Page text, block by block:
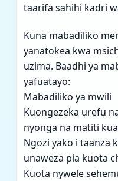
taarifa sahihi kadri
Kuna mabadiliko
yanatokea kwa
uzima. Baadhi ya
yafuatayo:
Mabadiliko ya mwili
Kuongezeka urefu
nyonga na matiti
Ngozi yako i taanza
unaweza pia kuota
Kuota nywele